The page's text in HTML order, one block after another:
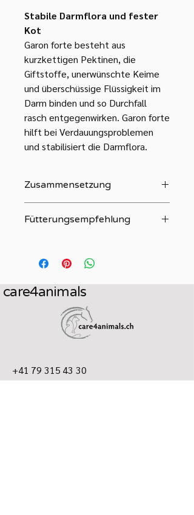
Stabile Darmflora und fester
Kot
Garon forte besteht aus
kurzkettigen Pektinen, die
Giftstoffe, unerwünschte Keime
und überschüssige Flüssigkeit im
Darm binden und so Durchfall
rasch entgegenwirken. Garon forte
hilft bei Verdauungsproblemen
und stabilisiert die Darmflora.
Zusammensetzung
100 % kurzkettige Galakturonsäuren
Fütterungsempfehlung
forte mehrere Tage hintereinander ins
Futter.
g. Schwerere Hunde erhalten bei
Bedarf die doppelte bis dreifache
Menge. Eine Überdosierung ist nicht
möglich. Der Messbecher fasst 2 g.
care4animals
+41 79 315 43 30